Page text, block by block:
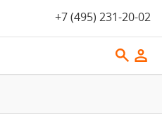
+7 (495) 231-20-02